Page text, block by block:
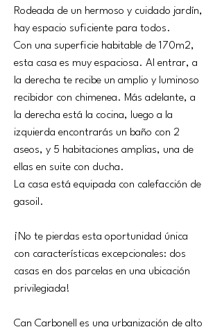
Rodeada de un hermoso y cuidado jardín,
hay espacio suficiente para todos.
Con una superficie habitable de 170m2,
esta casa es muy espaciosa. Al entrar, a
la derecha te recibe un amplio y luminoso
recibidor con chimenea. Más adelante, a
la derecha está la cocina, luego a la
izquierda encontrarás un baño con 2
aseos, y 5 habitaciones amplias, una de
ellas en suite con ducha.
La casa está equipada con calefacción de
gasoil.
¡No te pierdas esta oportunidad única
con características excepcionales: dos
casas en dos parcelas en una ubicación
privilegiada!
Can Carbonell es una urbanización de alto